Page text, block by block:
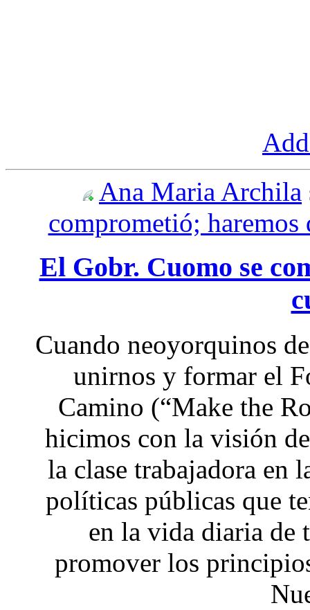
Ana Maria Archila
comprometió;
El Gobr. Cuomo se
Cuando neoyorquinos
unirnos y formar el
Camino (“Make the
hicimos con la visión
la clase trabajadora en
políticas públicas que
en la vida diaria de
promover los